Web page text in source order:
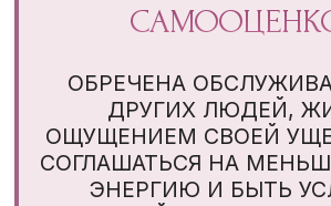
10 ДНЕЙ + 1 БОНУСНЫЙ ДЕНЬ
ЗАНЯТИЯ БУДУТ ВЫХОДИТЬ В
ФОРМАТЕ АУДИОУРОКОВ РАЗ В ДВА
ДНЯ В ЗАКРЫТОМ КАНАЛЕ TELEGRAM
- СРЕДНЯЯ ПРОДОЛЖИТЕЛЬНОСТЬ
ЗАНЯТИЯ 30 МИНУТ